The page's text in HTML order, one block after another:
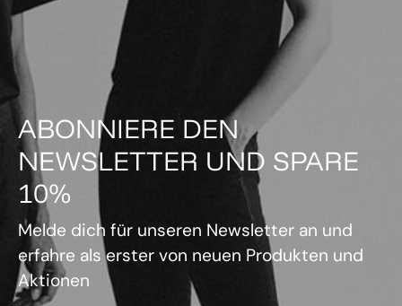
ABONNIERE DEN
NEWSLETTER UND SPARE
10%
Melde dich für unseren Newsletter an und
erfahre als erster von neuen Produkten und
Aktionen